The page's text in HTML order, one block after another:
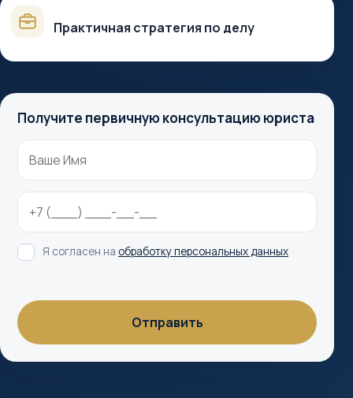
Практичная стратегия по делу
Получите первичную консультацию юриста
Я согласен на обработку персональных данных